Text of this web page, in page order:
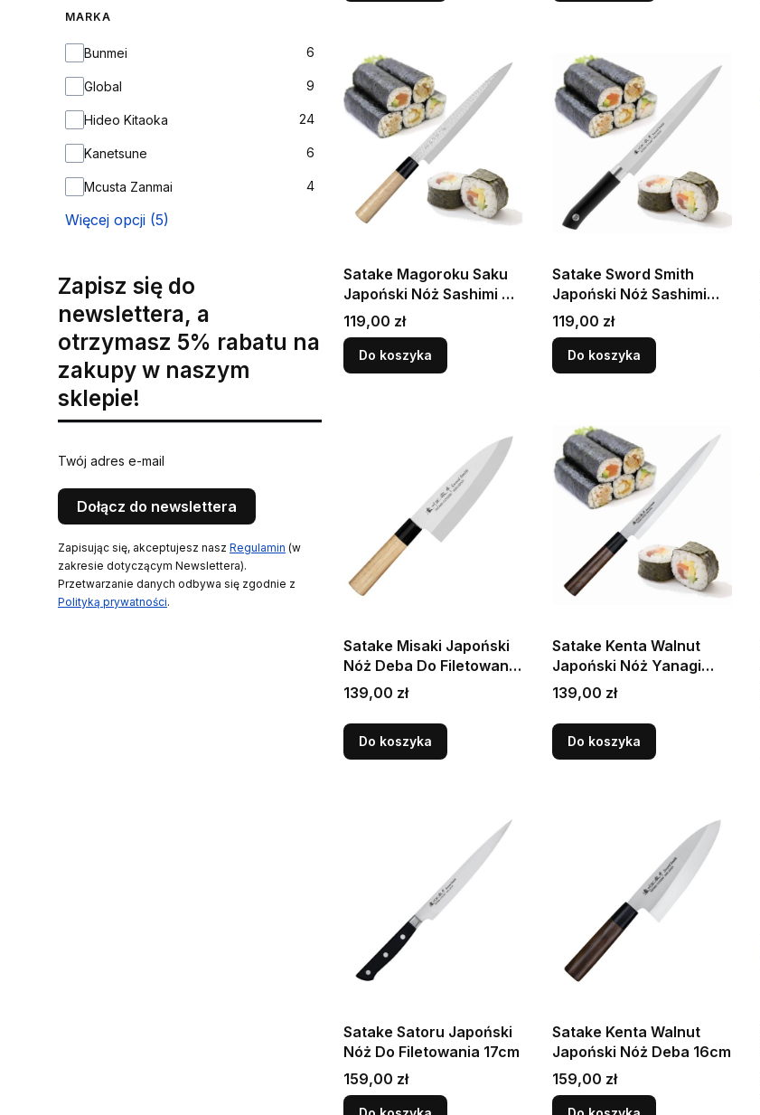
MARKA
Marka
Bunmei 6
Global 9
Hideo Kitaoka 24
Kanetsune 6
Mcusta Zanmai 4
Więcej opcji (5)
Zapisz się do
newslettera, a
otrzymasz 5% rabatu na
zakupy w naszym
sklepie!
Twój adres e-mail
Dołącz do newslettera
Zapisując się, akceptujesz nasz Regulamin (w
zakresie dotyczącym Newslettera).
Przetwarzanie danych odbywa się zgodnie z
Polityką prywatności.
Satake Magoroku Saku
Japoński Nóż Sashimi Do
Sushi 21cm
Cena
119,00 zł
Do koszyka
Satake Sword Smith
Japoński Nóż Sashimi
Yanagiba Do Sushi
Filetowania 21cm
Cena
119,00 zł
Do koszyka
Satake Misaki Japoński
Nóż Deba Do Filetowania
16,5cm
Cena
139,00 zł
Do koszyka
Satake Kenta Walnut
Japoński Nóż Yanagi
Sashimi Do Sushi 21cm
Cena
139,00 zł
Do koszyka
Satake Satoru Japoński
Nóż Do Filetowania 17cm
Cena
159,00 zł
Satake Kenta Walnut
Japoński Nóż Deba 16cm
Cena
159,00 zł